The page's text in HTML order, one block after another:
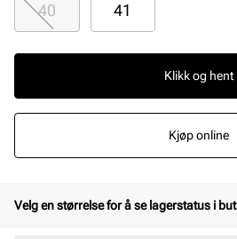
40 41
Klikk og hent
Kjøp online
Velg en størrelse for å se lagerstatus i